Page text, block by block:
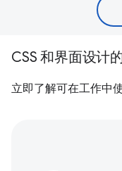
CSS 和界面设计
立即了解可在工作中